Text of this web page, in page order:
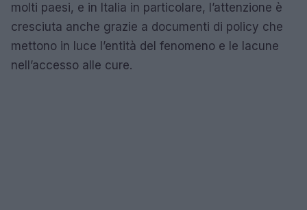
molti paesi, e in Italia in particolare, l’attenzione è
cresciuta anche grazie a documenti di policy che
mettono in luce l’entità del fenomeno e le lacune
nell’accesso alle cure.